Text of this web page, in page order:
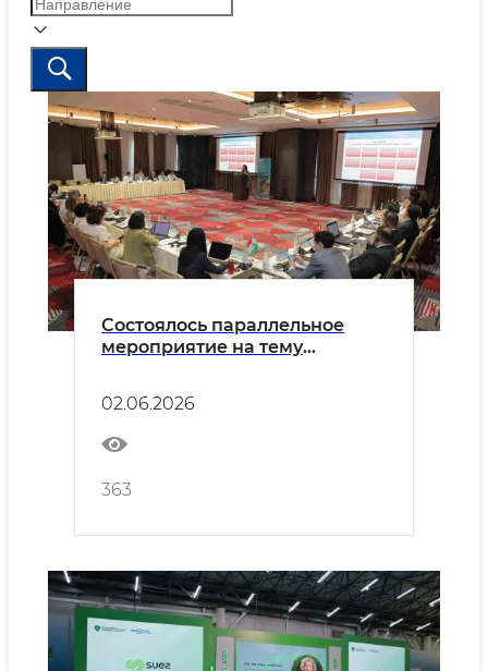
Состоялось параллельное
мероприятие на тему
услуг в нижнем течении
Амударьи и бассейне
Аральского моря»
02.06.2026
363